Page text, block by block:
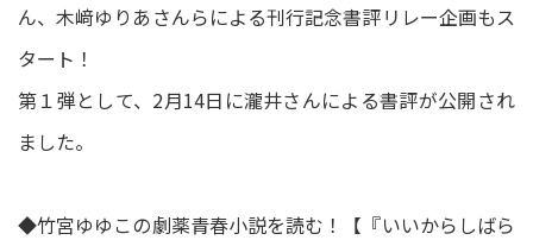
ん、木﨑ゆりあさんらによる刊行記念書評リレー企画もス
タート！
第１弾として、2月14日に瀧井さんによる書評が公開され
ました。
◆竹宮ゆゆこの劇薬青春小説を読む！【『いいからしばら